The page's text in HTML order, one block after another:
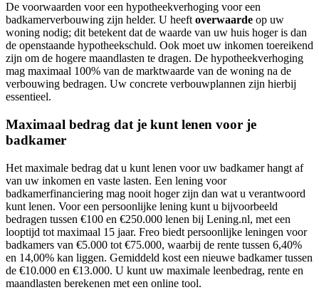
De voorwaarden voor een hypotheekverhoging voor een
badkamerverbouwing zijn helder. U heeft overwaarde op uw
woning nodig; dit betekent dat de waarde van uw huis hoger is dan
de openstaande hypotheekschuld. Ook moet uw inkomen toereikend
zijn om de hogere maandlasten te dragen. De hypotheekverhoging
mag maximaal 100% van de marktwaarde van de woning na de
verbouwing bedragen. Uw concrete verbouwplannen zijn hierbij
essentieel.
Maximaal bedrag dat je kunt lenen voor je
badkamer
Het maximale bedrag dat u kunt lenen voor uw badkamer hangt af
van uw inkomen en vaste lasten. Een lening voor
badkamerfinanciering mag nooit hoger zijn dan wat u verantwoord
kunt lenen. Voor een persoonlijke lening kunt u bijvoorbeeld
bedragen tussen €100 en €250.000 lenen bij Lening.nl, met een
looptijd tot maximaal 15 jaar. Freo biedt persoonlijke leningen voor
badkamers van €5.000 tot €75.000, waarbij de rente tussen 6,40%
en 14,00% kan liggen. Gemiddeld kost een nieuwe badkamer tussen
de €10.000 en €13.000. U kunt uw maximale leenbedrag, rente en
maandlasten berekenen met een online tool.